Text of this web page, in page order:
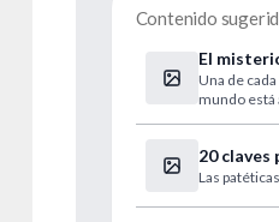
Contenido
El
hepatitis
Una de
mundo está
responder
control.
20 claves
un imbécil
Las